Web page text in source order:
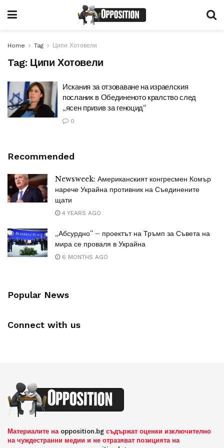
Home Tag Ципи Хотовели
Tag: Ципи Хотовели
Искания за отзоваване на израелския
посланик в Обединеното кралство след
„ясен призив за геноцид“
0
Recommended
Newsweek: Американският конгресмен Комър
нарече Украйна противник на Съединените
щати
4 YEARS AGO
„Абсурдно“ – проектът на Тръмп за Съвета на
мира се проваля в Украйна
6 MONTHS AGO
Popular News
Connect with us
Материалите на opposition.bg съдържат оценки изключително
на чуждестранни медии и не отразяват позицията на